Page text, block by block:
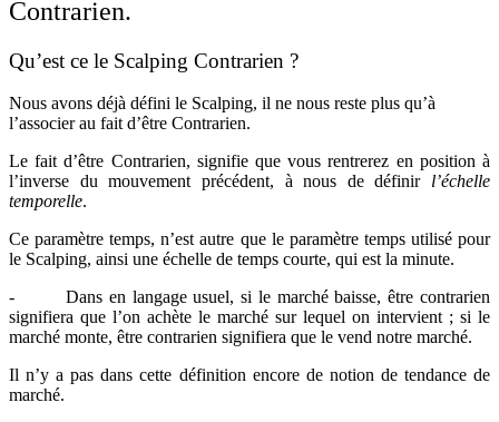
Contrarien.
Qu’est ce le Scalping Contrarien ?
Nous avons déjà défini le Scalping, il ne nous reste plus qu’à
l’associer au fait d’être Contrarien.
Le fait d’être Contrarien, signifie que vous rentrerez en position à
l’inverse du mouvement précédent, à nous de définir l’échelle
temporelle.
Ce paramètre temps, n’est autre que le paramètre temps utilisé pour
le Scalping, ainsi une échelle de temps courte, qui est la minute.
- Dans en langage usuel, si le marché baisse, être contrarien
signifiera que l’on achète le marché sur lequel on intervient ; si le
marché monte, être contrarien signifiera que le vend notre marché.
Il n’y a pas dans cette définition encore de notion de tendance de
marché.